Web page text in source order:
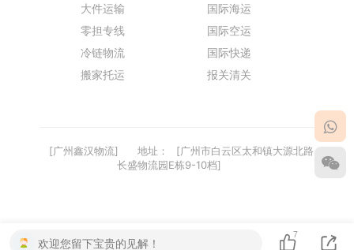
大件运输
零担专线
冷链物流
搬家托运
国际海运
国际空运
国际快递
报关清关
[广州鑫汉物流] 地址：
[广州市白云区太和镇大源北路
长盛物流园E栋9-10档]
欢迎您留下宝贵的见解！
7